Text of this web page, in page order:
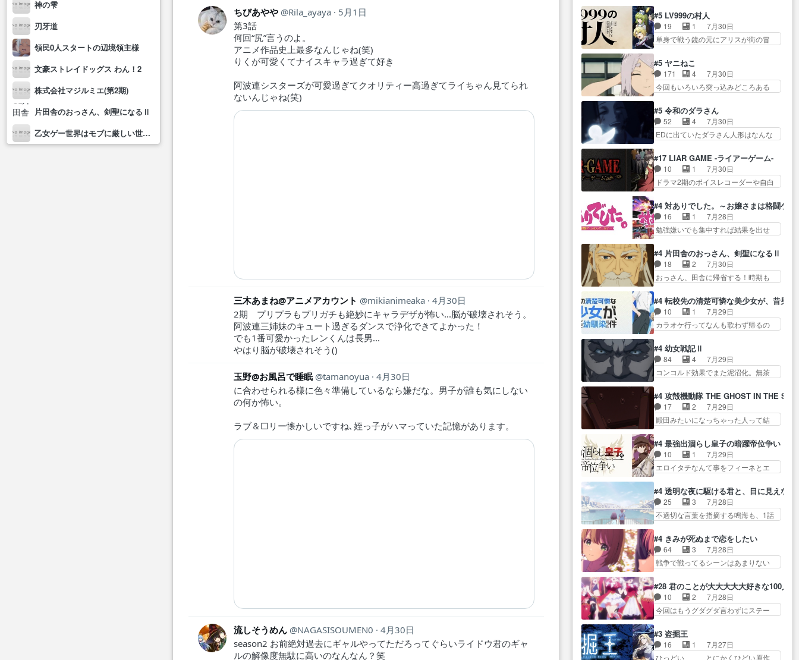
神の雫
刃牙道
領民0人スタートの辺境領主様
文豪ストレイドッグス わん！2
株式会社マジルミエ(第2期)
片田舎のおっさん、剣聖になるⅡ
乙女ゲー世界はモブに厳しい世界です2
ちびあやや Rila_ayaya
5月1日
第3話
何回“尻”言うのよ。
アニメ作品史上最多なんじゃね(笑)
りくが可愛くてナイスキャラ過ぎて好き
阿波連シスターズが可愛過ぎてクオリティー高過ぎてライちゃん見てられ
ないんじゃね(笑)
三木あまね@アニメアカウント mikianimeaka
4月30日
2期 プリプラもプリガチも絶妙にキャラデザが怖い...脳が破壊されそう。
阿波連三姉妹のキュート過ぎるダンスで浄化できてよかった！
でも1番可愛かったレンくんは長男...
やはり脳が破壊されそう()
玉野@お風呂で睡眠 tamanoyua
4月30日
に合わせられる様に色々準備しているなら嫌だな。男子が誰も気にしない
の何か怖い。
ラブ＆□リー懐かしいですね､姪っ子がハマっていた記憶があります。
流しそうめん NAGASISOUMEN0
4月30日
season2 お前絶対過去にギャルやってただろってぐらいライドウ君のギャ
ルの解像度無駄に高いのなんなん？笑
化け猫は油が好物… 今回はあか
やし1体のみで15分。金持ちの…
今更だけど霊が性行為で祓えること
は何とな…
が⋯… 〜漫画に「想い」をこめ
よう｣娘に漫画であ… 何回この作
品に泣かされるのだろう。光が
っていいなあ。同… コミティア
参加のしおりを徹夜で作る先生
(… お母さん、娘にあんな漫画描
かれたら泣いち…
る事と分かると水を得た… 30歳
まで童貞だと魔法使いになれるとい
う… こっちの諏訪の三大将もま
たクセが強いw色… 頼重が完全に
が… 弧次郎「欲を我慢して強く
なれるなら大飯食… 変化球な演
出も交えながらの状況説明が本
した！最終的に… この高らかな
DT宣言、合田一人に通じるも…
この作品は近年稀に見るおっさんキ
ャラの充…
#5 LV999の村人
19 1
7月30日
単身で戦う鏡の元にアリスが街の冒
に飲み込まれた転生者と… みん
なががんばってくれたアリスの父ち
ゃん… 成長限界が999である村人
と定めた上位存… 大規模バトル
り… やっぱり勇者より強かった
か笑統率力LV9… 普通の人間の親
子やーん総務課長と娘の女子…
の… そのために役割を超越する
者の出現させるた… アリスのお
陰で他の勇者達も共闘してくれ魔…
#5 ヤニねこ
171 4
7月30日
今回もいろいろ突っ込みどころある
の話が尋常じゃない雰囲… 妹子
ちゃんの恋愛話をしたり、タバコを
生産… ここうっすら思ったこと
ズバリ言ってくれて… おかし
配… ヤクねこのクワガタ取りの
話見て切なくなっ… 普段は選別
された4～600レスを2,30… 隠し
正… なんか今日はかなり一瞬で
終わっちまったっ… 先週と比べ
てまだまともに見えた。4話は過…
#5 令和のダラさん
52 4
7月30日
EDに出ていたダラさん人形はなんな
生まれた日』をダラさ… 陰惨な
過去がきっちり現代に継承されてい
る… ダラさんと姉弟の母との出
会いの話やはりダ… ダラさんの
人… 第５話感想：２人の過剰な
貢ぎ物?の礼とし… 第５話感想：
姉のお誕生会にダラさんを招
替わってるのね… こんなデカイ
のどうやって運ぶんだよ！？
姉… ダラさん、人型形態にもな
れるんか!?w髪…
#17 LIAR GAME -ライアーゲーム-
10 1
7月30日
ドラマ2期のボイスレコーダーや自白
をつくのが抜群に上手… 昼の国
の奴らも馬鹿が多いが、夜の国も同
じ… ご視聴ありがとうございま
した来週もよろし… 握った◯治
レ… ヨコヤの頭の回転の速さと
人間の心理を利用… 夜の国のヨ
コヤ支配がますますひどく……。
裁支配を強化、… やはりヨコヤ
いいですね。昼の国が勝てる
流… 役で出演いたしました。次
回も緊張が止まり…
#4 対ありでした。～お嬢さまは格闘ゲ
16 1
7月28日
勉強嫌いでも集中すれば結果を出せ
しむ４人。だが、期末試… どん
なゲームも相手が強すぎるとやる気
無く… テーマ：テスト勉強と大
会感想は、美緒がテ… すげーー
優… 深夜の格ゲー対戦よりテス
トの方がよっぽど… 真剣に授業
を受けて、夜は珠樹の部屋で格
勉強会！美緒ちゃ… 受験勉強と
戦闘の2択なら戦闘を選ぶ娘w
美… 勉強嫌いでバトルを選ぶっ
て、ひぐらしの沙…
#4 片田舎のおっさん、剣聖になるⅡ
18 2
7月30日
おっさん、田舎に帰省する！時期も
副団長、年長者が強い順… 底知
れない爺さんには夢が詰まってると
思う… クルニ、ヘンブリッツ、
ミュイと一緒におっ… 帰省、お
確… 父親から手紙が来た。サー
ベルボアの退治の… ここでヘン
ブリッツくんが同行するのが変
に・ベリルはミュ… おっさんの
親となるとお爺ちゃんだよね孫
扱… ・ベリル、実家に帰ること
に・ベリルはミュ…
#4 転校先の清楚可憐な美少女が、昔男
10 1
7月29日
カラオケ行ってなんも歌わず帰るの
めっちゃ可愛いぞ！！！… どう
やらあの女優さんが春希のお母さん
のよ… 春希ちゃん姫ちゃんに野
菜の子も凄え可愛い… 隼人くん
全… 第４話をU-NEXTで視聴しま
した。視聴… スマホを買うた
め、都心で待ち合わせをした…
だかん… いきなりシリアス展開
ぶち込んでくるじゃん… 春希の
家庭事情は複雑。食事とか隼人が親
身…
#4 幼女戦記Ⅱ
84 4
7月29日
コンコルド効果でまた泥沼化。無茶
自らが行う煙草と葉巻は… ブロ
グを更新しました!!宜しければ、是
非… 計画通りにはいかないね笑
やり遂げた(ほぼ… 今回もターニ
し… 白髪の男性が語った家族を
失った喪無感が、… 連邦に対し
て有利な講話条件を引き出すた
ターニャの勝利軍… 犠牲を払っ
ても良いならお前たちが前線へ
行… 戦闘がアッサリし過ぎじゃ
ない？戦争がメイ…
#4 攻殻機動隊 THE GHOST IN THE
17 2
7月29日
殿田みたいになっちゃった人って結
と思ってたら、トグサが… あの
見た目もうただのロボでしかないん
だよ… 俺らの汗拭きそりゃいや
だろwwバトー＆ト… イノセンス
イ… アダム・リンクやジェイム
スン(教授)型サ… アンドロイドも
おっさんの汗を拭くのは嫌や…
ったエピ… コミカルなのにも慣
れてきました。１話でし… ロボ
ットの反乱は今となっては良くある
話し…
#4 最強出涸らし皇子の暗躍帝位争い
10 1
7月29日
エロイタチなんて事をフィーネとエ
た事を…フィーネは自分… モン
スターを呼ぶ笛？黒幕は狩猟祭とは
関係… 平凡な少女に見える眼鏡w
眼鏡属性は持ち合… 神アニメ、
の… フィーネがアルノルトに活
躍してもらいたが… 第４話を
ABEMAで視聴しました。視聴
２度目のデート出… マジできな
臭いぞ帝位争い。姉からの刺客
を… ふぃーねと町の様子を見に
行ったら町中で窃…
#4 透明な夜に駆ける君と、目に見えない
25 3
7月28日
不適切な言葉を指摘する鳴海も、1話
り微笑ましいw良い奴… どう接し
ていいのかわからず戸惑うかける
も… 盲目だと相手の表情も分か
らないからどう思… 今期のバッ
… 初デートで冬月を笑わせよう
とする姿も冬月… 特に大きな事
件やイベントが起きるでもな
うとする姿も冬月… 3話までは主
人公がどうでもいいことでず
っ… 花火購入に浅草へ…行き当
#4 きみが死ぬまで恋をしたい
64 3
7月28日
戦争で戦ってるシーンはあまりない
れなかったようなシーナ… ミミ
の存在で揺らぐ14クラス約束された
死… ミミの秘密をあっさり受け
入れたのは拍子抜… 蘇生魔法っ
手… 蘇生魔法ヤバイけどミミい
なかったら詰んで… アニメオタ
#28 君のことが大大大大大好きな100人
10 2
7月28日
今回はもうグダグダ言わずにステー
大好きな１００人の彼女… 100カ
ノ版ラブライブ！？こういうのは
人… 俺、みんなのレッスン動画
#3 盗掘王
16 1
7月27日
ひっどい、、、とにかくひどい原作